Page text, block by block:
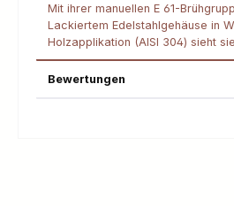
Mit ihrer manuellen E 61-
Lackiertem Edelstahlgehäuse in
Holzapplikation (AISI 304) sieht
Bewertungen